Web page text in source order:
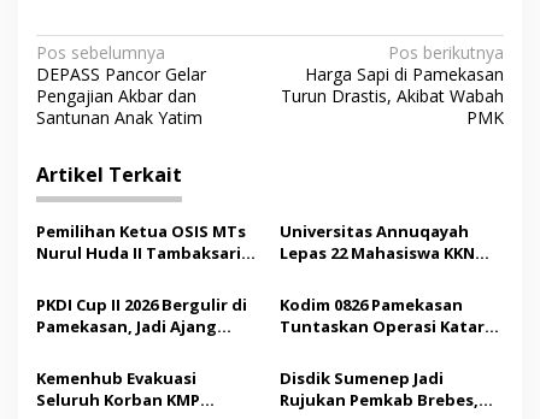
N
a
v
i
g
a
s
i
p
o
s
Pos sebelumnya
DEPASS Pancor Gelar
Pengajian Akbar dan
Santunan Anak Yatim
Pos berikutnya
Harga Sapi di Pamekasan
Turun Drastis, Akibat Wabah
PMK
Artikel Terkait
Pemilihan Ketua OSIS MTs
Nurul Huda II Tambaksari
Demokrasi bagi Siswa
Universitas Annuqayah
Lepas 22 Mahasiswa KKN
Saudi
PKDI Cup II 2026 Bergulir di
Pamekasan, Jadi Ajang
Madura
Kodim 0826 Pamekasan
Tuntaskan Operasi Katarak
Tindakan Medis
Kemenhub Evakuasi
Seluruh Korban KMP
Disdik Sumenep Jadi
Rujukan Pemkab Brebes,